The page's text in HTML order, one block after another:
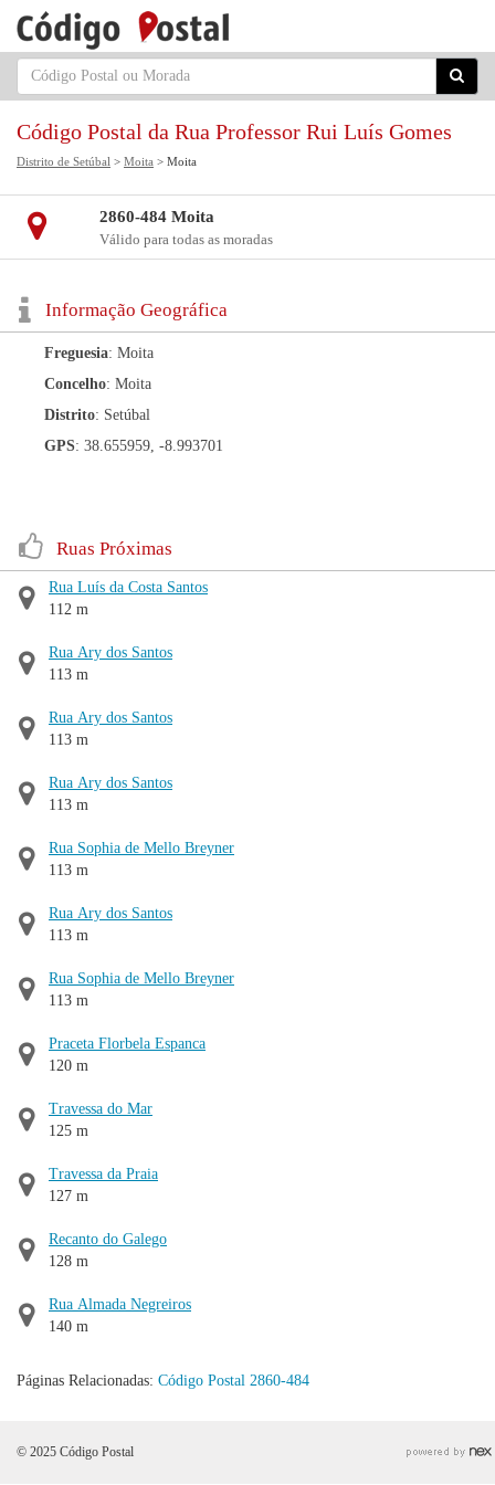
Código Postal da Rua Professor Rui Luís Gomes
Distrito de Setúbal > Moita > Moita
2860-484 Moita
Válido para todas as moradas
Informação Geográfica
Freguesia: Moita
Concelho: Moita
Distrito: Setúbal
GPS: 38.655959, -8.993701
Ruas Próximas
Rua Luís da Costa Santos
112 m
Rua Ary dos Santos
113 m
Rua Ary dos Santos
113 m
Rua Ary dos Santos
113 m
Rua Sophia de Mello Breyner
113 m
Rua Ary dos Santos
113 m
Rua Sophia de Mello Breyner
113 m
Praceta Florbela Espanca
120 m
Travessa do Mar
125 m
Travessa da Praia
127 m
Recanto do Galego
128 m
Rua Almada Negreiros
140 m
Páginas Relacionadas: Código Postal 2860-484
© 2025 Código Postal